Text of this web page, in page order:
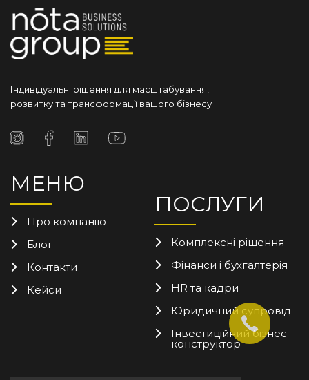
Індивідуальні рішення для масштабування,
розвитку та трансформації вашого бізнесу
МЕНЮ
Про компанію
Блог
Контакти
Кейси
ПОСЛУГИ
Комплексні рішення
Фінанси і бухгалтерія
HR та кадри
Юридичний супровід
Інвестиційний бізнес-
конструктор